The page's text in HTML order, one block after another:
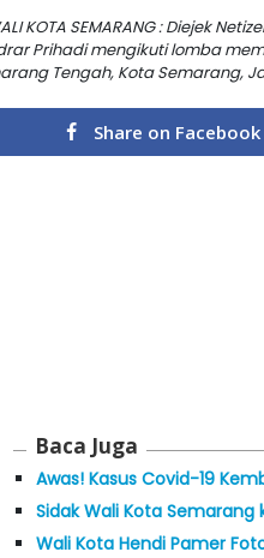
Prihadi mengikuti lomba
Tengah, Kota Semarang,
Share on Facebook
Baca Juga
Awas! Kasus Covid-19
Sidak Wali Kota Semarang
Wali Kota Hendi Pamer